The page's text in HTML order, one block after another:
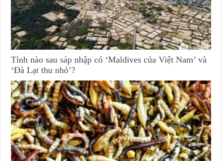
Tỉnh nào sau sáp nhập có ‘Maldives của Việt Nam’ và
‘Đà Lạt thu nhỏ’?